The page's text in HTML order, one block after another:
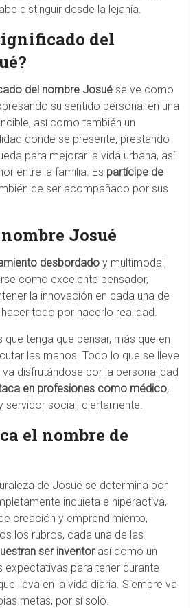
distinguir desde la lejanía.
del
del nombre Josuése ve como
su sentido personal en una
así como también un
donde se presente, prestando
para mejorar la vida urbana, así
entre la familia. Es partícipe de
de ser acompañado por sus
Josué
desbordadoy multimodal,
como excelente pensador,
la innovación en cada una de
todo por hacerlo realidad.
tenga que pensar, más que en
las manos. Todo lo que se lleve
disfrutándose por la personalidad
en profesiones como médico,
servidor social, ciertamente.
el nombre de
de Josué se determina por
inquieta e hiperactiva,
creación y emprendimiento,
los rubros, cada una de las
ser inventorasí como un
expectativas para tener durante
lleva en la vida diaria. Siempre va
metas, por sí solo.